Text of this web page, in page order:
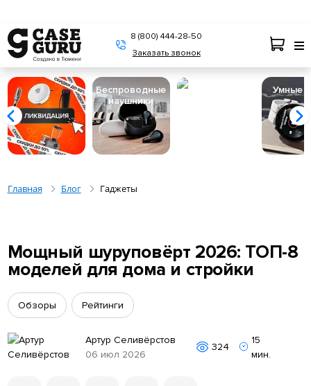
8 (800) 444-28-50
Заказать звонок
Беспроводные
наушники
Умные
Главная Блог Гаджеты
Мощный шуруповёрт 2026: ТОП-8
моделей для дома и стройки
Артур Селивёрстов
06 июл 2026
324
15
мин.
Обзоры Рейтинги